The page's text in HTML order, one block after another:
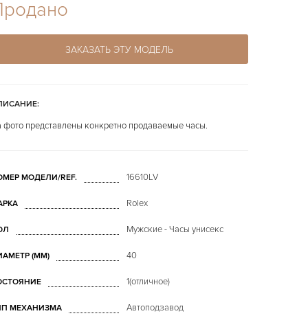
ЗАКАЗАТЬ ЭТУ МОДЕЛЬ
фото представлены конкретно продаваемые часы.
МОДЕЛИ/REF. 16610LV
Rolex
Мужские - Часы унисекс
(MM) 40
1(отличное)
МЕХАНИЗМА Автоподзавод